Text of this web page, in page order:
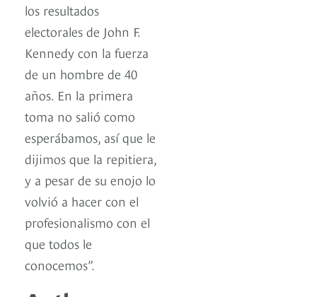
los resultados
electorales de John F.
Kennedy con la fuerza
de un hombre de 40
años. En la primera
toma no salió como
esperábamos, así que le
dijimos que la repitiera,
y a pesar de su enojo lo
volvió a hacer con el
profesionalismo con el
que todos le
conocemos”.